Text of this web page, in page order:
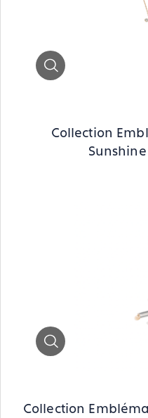
Collection
Collection